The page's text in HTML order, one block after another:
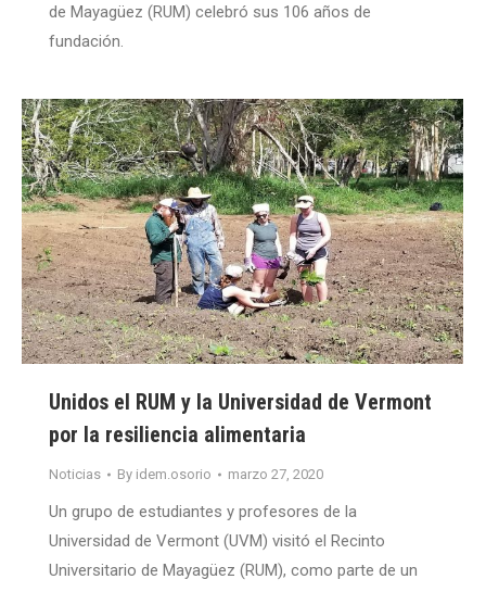
de Mayagüez (RUM) celebró sus 106 años de
fundación.
Unidos el RUM y la Universidad de Vermont
por la resiliencia alimentaria
Noticias By idem.osorio marzo 27, 2020
Un grupo de estudiantes y profesores de la
Universidad de Vermont (UVM) visitó el Recinto
Universitario de Mayagüez (RUM), como parte de un